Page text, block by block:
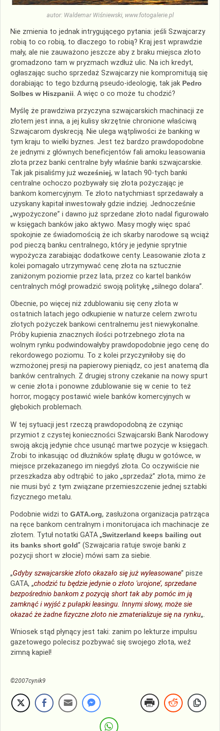
autor: Waldemar Wiśniewski, www.fotogalerie.pl
Nie zmienia to jednak intrygującego pytania: jeśli Szwajcarzy
robią to co robią, to dlaczego to robią? Kraj jest wprawdzie
mały, ale nie zauważono jeszcze aby z braku miejsca złoto
gromadzono tam w pryzmach wzdłuż ulic. Na ich kredyt,
ogłaszając sucho sprzedaż Szwajcarzy nie kompromitują się
dorabiając to tego bzdurną pseudo-ideologię, tak jak Pedro
Solbes w Hiszpanii. A więc o co może tu chodzić?
Myślę że prawdziwa przyczyna szwajcarskich machinacji ze
złotem jest inna, a jej kulisy skrzętnie chronione właściwą
Szwajcarom dyskrecją. Nie ulega wątpliwości że banking w
tym kraju to wielki byznes. Jest też bardzo prawdopodobne
że jednymi z głównych beneficjentów fali amoku leasowania
złota przez banki centralne były właśnie banki szwajcarskie.
Tak jak pisaliśmy już wcześniej, w latach 90-tych banki
centralne ochoczo pozbywały się złota pożyczając je
bankom komercyjnym. Te złoto natychmiast sprzedawały a
uzyskany kapitał inwestowały gdzie indziej. Jednocześnie
„wypożyczone” i dawno już sprzedane złoto nadal figurowało
w księgach banków jako aktywo. Masy mogły więc spać
spokojnie ze świadomością że ich skarby narodowe są wciąż
pod pieczą banku centralnego, który je jedynie sprytnie
wypożycza zarabiając dodatkowe centy. Leasowanie złota z
kolei pomagało utrzymywać cenę złota na sztucznie
zaniżonym poziomie przez lata, przez co kartel banków
centralnych mógł prowadzić swoją politykę „silnego dolara”.
Obecnie, po więcej niż zdublowaniu się ceny złota w
ostatnich latach jego odkupienie w naturze celem zwrotu
złotych pożyczek bankowi centralnemu jest niewykonalne.
Próby kupienia znacznych ilości potrzebnego złota na
wolnym rynku podwindowałyby prawdopodobnie jego cenę do
rekordowego poziomu. To z kolei przyczyniłoby się do
wzmożonej presji na papierowy pieniądz, co jest anatemą dla
banków centralnych. Z drugiej strony czekanie na nowy spurt
w cenie złota i ponowne zdublowanie się w cenie to też
horror, mogący postawić wiele banków komercyjnych w
głębokich problemach.
W tej sytuacji jest rzeczą prawdopodobną że czyniąc
przymiot z czystej konieczności Szwajcarski Bank Narodowy
swoją akcją jedynie chce usunąć martwe pozycje w księgach.
Zrobi to inkasując od dłużników spłatę długu w gotówce, w
miejsce przekazanego im niegdyś złota. Co oczywiście nie
przeszkadza aby odtrąbić to jako „sprzedaż” złota, mimo że
nie musi być z tym związane przemieszczenie jednej sztabki
fizycznego metalu.
Podobnie widzi to GATA.org, zasłużona organizacja patrząca
na ręce bankom centralnym i monitorujaca ich machinacje ze
złotem. Tytuł notatki GATA „Switzerland keeps bailing out
its banks short gold” (Szwajcaria ratuje swoje banki z
pozycji short w złocie) mówi sam za siebie.
„Gdyby szwajcarskie złoto okazało się już wyleasowane” pisze
GATA, „chodzić tu będzie jedynie o złoto 'urojone’, sprzedane
bezpośrednio bankom z pozycją short tak aby pomóc im ją
zamknąć i wyjść z pułapki leasingu. Innymi słowy, może sie
okazać że żadne fizyczne złoto nie zmaterializuje się na rynku„.
Wniosek stąd płynący jest taki: zanim po lekturze impulsu
gazetowego polecisz pozbywać się swojego złota, weź
zimną kapiel!
©2007cynik9